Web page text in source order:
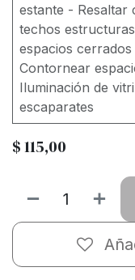
estante - Resaltar
techos
espacios
Contornear
Iluminación de
escaparates
$115,00